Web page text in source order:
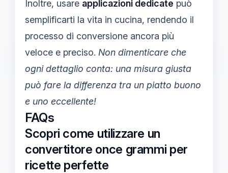
Inoltre, usare applicazioni dedicate può
semplificarti la vita in cucina, rendendo il
processo di conversione ancora più
veloce e preciso. Non dimenticare che
ogni dettaglio conta: una misura giusta
può fare la differenza tra un piatto buono
e uno eccellente!
FAQs
Scopri come utilizzare un
convertitore once grammi per
ricette perfette